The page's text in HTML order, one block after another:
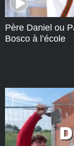
Père Daniel ou
Bosco à l’école